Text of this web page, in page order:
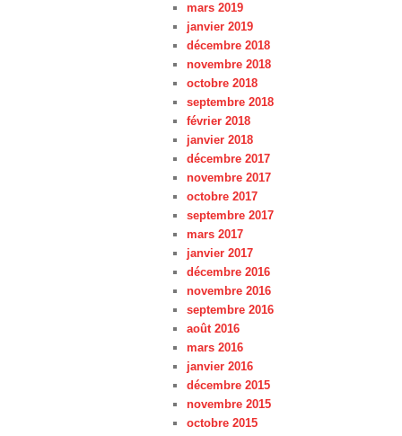
mars 2019
janvier 2019
décembre 2018
novembre 2018
octobre 2018
septembre 2018
février 2018
janvier 2018
décembre 2017
novembre 2017
octobre 2017
septembre 2017
mars 2017
janvier 2017
décembre 2016
novembre 2016
septembre 2016
août 2016
mars 2016
janvier 2016
décembre 2015
novembre 2015
octobre 2015